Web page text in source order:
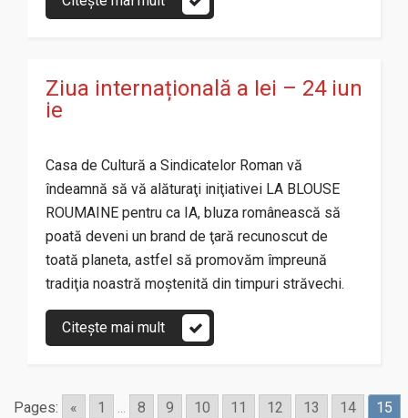
Ziua internațională a Iei – 24 iun
ie
Casa de Cultură a Sindicatelor Roman vă
îndeamnă să vă alăturaţi iniţiativei LA BLOUSE
ROUMAINE pentru ca IA, bluza românească să
poată deveni un brand de ţară recunoscut de
toată planeta, astfel să promovăm împreună
tradiţia noastră moştenită din timpuri străvechi.
Citește mai mult
Pages: « 1 ... 8 9 10 11 12 13 14 15